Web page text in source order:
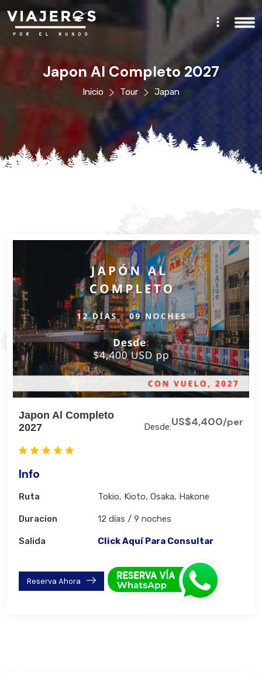
Japon Al Completo 2027
Inicio Tour Japan
Japon Al Completo
2027
Desde:US$4,400/per
Info
Ruta Tokio, Kioto, Osaka, Hakone
Duracion 12 días / 9 noches
Salida Click Aquí Para Consultar
Reserva Ahora